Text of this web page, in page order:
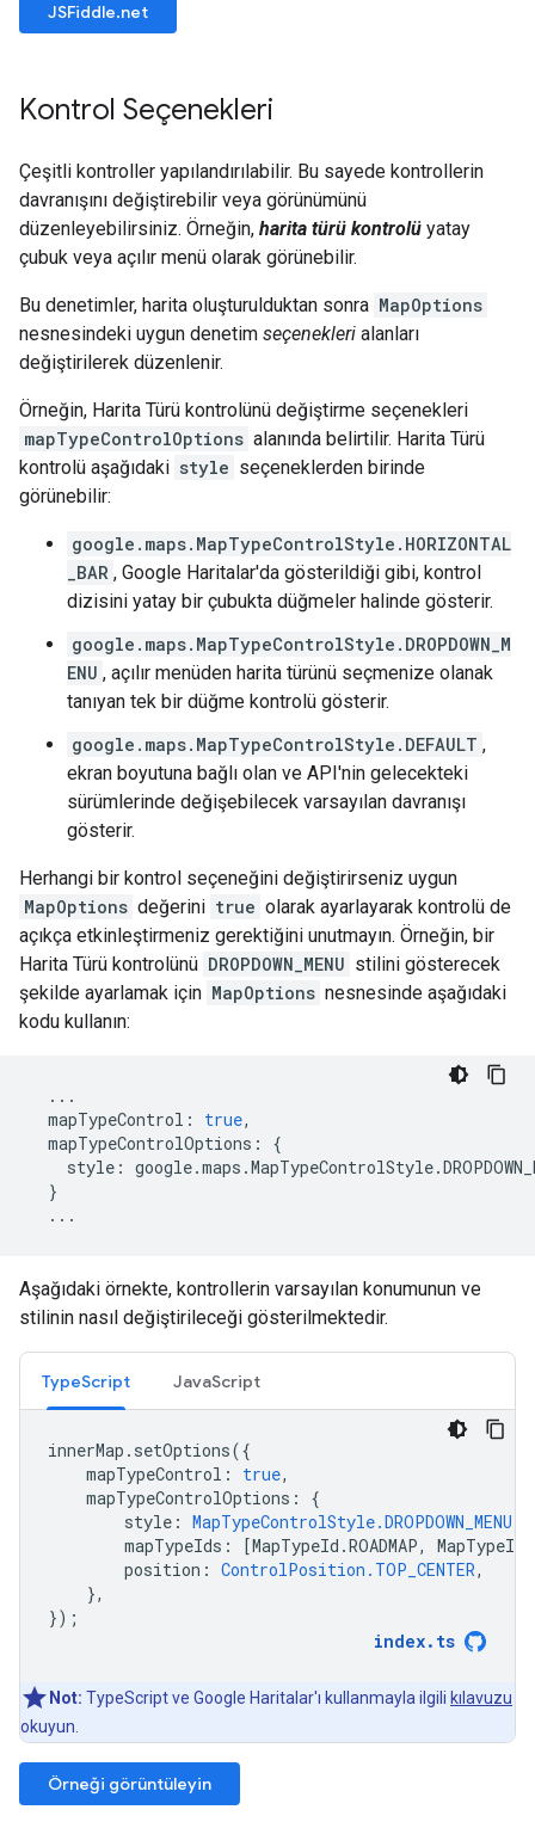
JSFiddle.net
Kontrol Seçenekleri
Çeşitli kontroller yapılandırılabilir. Bu sayede kontrollerin
davranışını değiştirebilir veya görünümünü
düzenleyebilirsiniz. Örneğin, harita türü kontrolü yatay
çubuk veya açılır menü olarak görünebilir.
Bu denetimler, harita oluşturulduktan sonra MapOptions
nesnesindeki uygun denetim seçenekleri alanları
değiştirilerek düzenlenir.
Örneğin, Harita Türü kontrolünü değiştirme seçenekleri
mapTypeControlOptions alanında belirtilir. Harita Türü
kontrolü aşağıdaki style seçeneklerden birinde
görünebilir:
google.maps.MapTypeControlStyle.HORIZONTAL
_BAR , Google Haritalar'da gösterildiği gibi, kontrol
dizisini yatay bir çubukta düğmeler halinde gösterir.
google.maps.MapTypeControlStyle.DROPDOWN_M
ENU , açılır menüden harita türünü seçmenize olanak
tanıyan tek bir düğme kontrolü gösterir.
google.maps.MapTypeControlStyle.DEFAULT ,
ekran boyutuna bağlı olan ve API'nin gelecekteki
sürümlerinde değişebilecek varsayılan davranışı
gösterir.
Herhangi bir kontrol seçeneğini değiştirirseniz uygun
MapOptions değerini true olarak ayarlayarak kontrolü de
açıkça etkinleştirmeniz gerektiğini unutmayın. Örneğin, bir
Harita Türü kontrolünü DROPDOWN_MENU stilini gösterecek
şekilde ayarlamak için MapOptions nesnesinde aşağıdaki
kodu kullanın:
...
mapTypeControl : true,
mapTypeControlOptions :
{
style : google.maps .MapTypeControlStyle.
}
...
Aşağıdaki örnekte, kontrollerin varsayılan konumunun ve
stilinin nasıl değiştirileceği gösterilmektedir.
TypeScript JavaScript
innerMap . setOptions({
mapTypeControl : true,
mapTypeControlOptions :
{
style : MapTypeControlStyle.DROPDOWN_MENU
mapTypeIds : [MapTypeId .ROADMAP, MapTypeId
position : ControlPosition.TOP_CENTER,
},
});
index. ts
Not: TypeScript ve Google Haritalar'ı kullanmayla ilgili kılavuzu
okuyun.
Örneği görüntüleyin